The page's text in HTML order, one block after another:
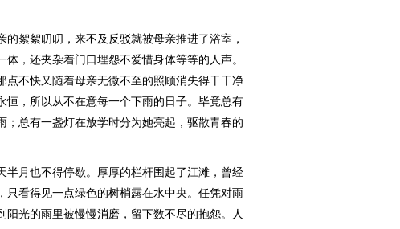
絮絮叨叨，来不及反驳就被母亲推进了浴室，
，还夹杂着门口埋怨不爱惜身体等等的人声。
点不快又随着母亲无微不至的照顾消失得干干净
恒，所以从不在意每一个下雨的日子。毕竟总有
；总有一盏灯在放学时分为她亮起，驱散青春的
月也不得停歇。厚厚的栏杆围起了江滩，曾经
只看得见一点绿色的树梢露在水中央。任凭对雨
阳光的雨里被慢慢消磨，留下数不尽的抱怨。人